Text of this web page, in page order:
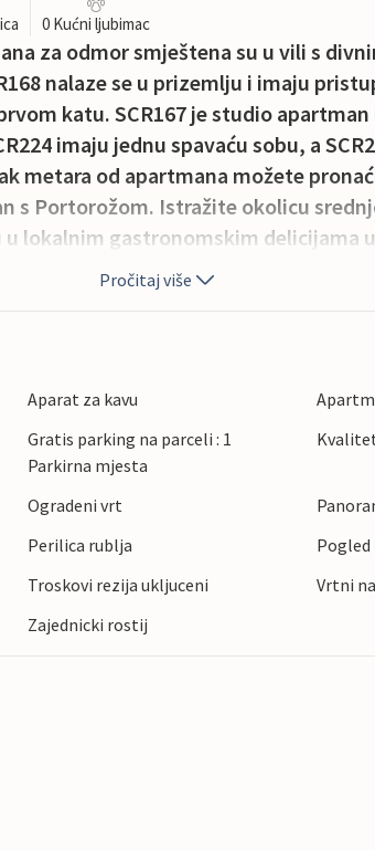
0 Kućni ljubimac
za odmor smještena su u vili s
nalaze se u prizemlju i imaju
katu. SCR167 je studio
imaju jednu spavaću sobu, a
metara od apartmana možete
s Portorožom. Istražite okolicu
lokalnim gastronomskim delicijama
Pročitaj više
Aparat za kavu
Gratis parking na parceli : 1
Parkirna mjesta
Ogradeni vrt
Perilica rublja
Pogled
Troskovi rezija ukljuceni
Vrtni
Zajednicki rostij